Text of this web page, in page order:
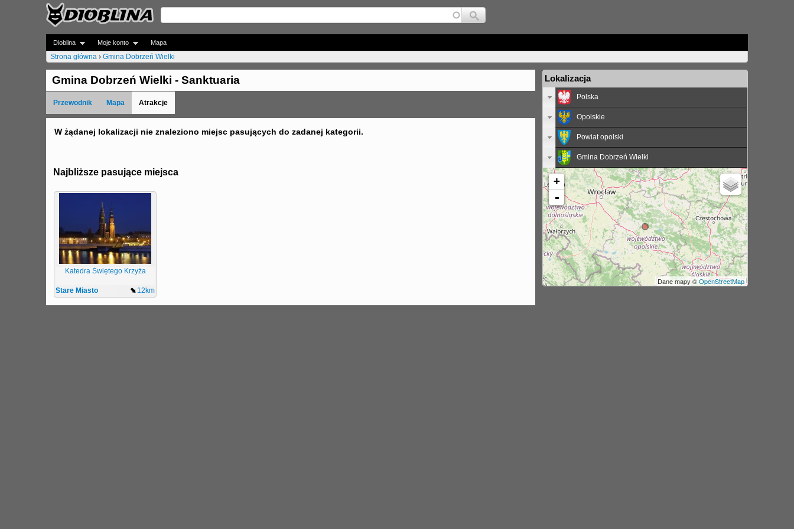
Jump to navigation
Dioblina Moje konto Mapa
J
e
s
Strona główna › Gmina Dobrzeń Wielki
Gmina Dobrzeń Wielki - Sanktuaria
Przewodnik Mapa Atrakcje
W żądanej lokalizacji nie znaleziono miejsc pasujących do zadanej kategorii.
Najbliższe pasujące miejsca
Katedra Świętego Krzyża
Stare Miasto 12km
Lokalizacja
Polska
Opolskie
Powiat opolski
Gmina Dobrzeń Wielki
+
-
Dane mapy ©OpenStreetMap